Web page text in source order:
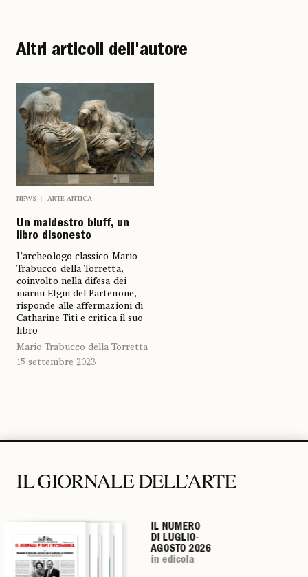
Altri articoli dell'autore
NEWS ARTE ANTICA
Un maldestro bluff, un
libro disonesto
L’archeologo classico Mario
Trabucco della Torretta,
coinvolto nella difesa dei
marmi Elgin del Partenone,
risponde alle affermazioni di
Catharine Titi e critica il suo
libro
Mario Trabucco della Torretta
15 settembre 2023
IL NUMERO
DI LUGLIO-
AGOSTO 2026
in edicola
IL NUMERO
DI LUGLIO-
AGOSTO 2026
in edicola
IL NUMERO
DI LUGLIO-
AGOSTO 2026
in edicola
IL NUMERO
DI LUGLIO-
AGOSTO 2026
in edicola